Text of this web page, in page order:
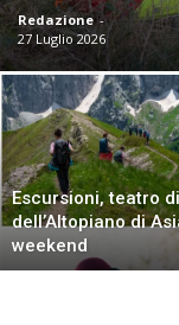
Redazione -
27 Luglio 2026
Escursioni, teatro
dell’Altopiano di
weekend